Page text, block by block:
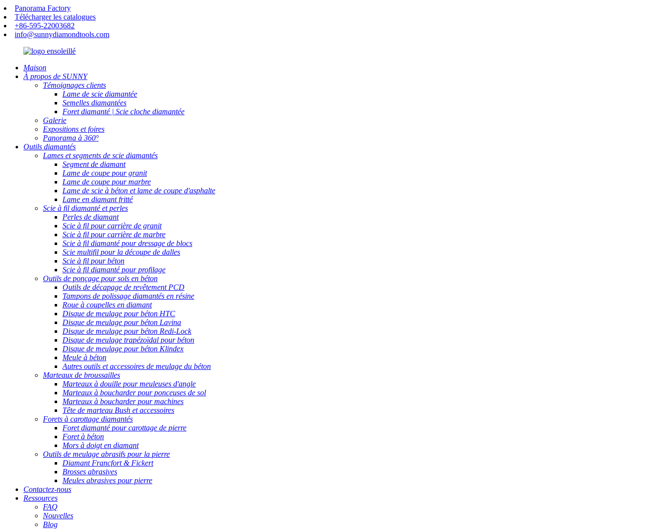
Panorama Factory
Télécharger les catalogues
+86-595-22003682
info@sunnydiamondtools.com
Maison
À propos de SUNNY
Témoignages clients
Lame de scie diamantée
Semelles diamantées
Foret diamanté | Scie cloche diamantée
Galerie
Expositions et foires
Panorama à 360°
Outils diamantés
Lames et segments de scie diamantés
Segment de diamant
Lame de coupe pour granit
Lame de coupe pour marbre
Lame de scie à béton et lame de coupe d'asphalte
Lame en diamant fritté
Scie à fil diamanté et perles
Perles de diamant
Scie à fil pour carrière de granit
Scie à fil pour carrière de marbre
Scie à fil diamanté pour dressage de blocs
Scie multifil pour la découpe de dalles
Scie à fil pour béton
Scie à fil diamanté pour profilage
Outils de ponçage pour sols en béton
Outils de décapage de revêtement PCD
Tampons de polissage diamantés en résine
Roue à coupelles en diamant
Disque de meulage pour béton HTC
Disque de meulage pour béton Lavina
Disque de meulage pour béton Redi-Lock
Disque de meulage trapézoïdal pour béton
Disque de meulage pour béton Klindex
Meule à béton
Autres outils et accessoires de meulage du béton
Marteaux de broussailles
Marteaux à douille pour meuleuses d'angle
Marteaux à boucharder pour ponceuses de sol
Marteaux à boucharder pour machines
Tête de marteau Bush et accessoires
Forets à carottage diamantés
Foret diamanté pour carottage de pierre
Foret à béton
Mors à doigt en diamant
Outils de meulage abrasifs pour la pierre
Diamant Francfort & Fickert
Brosses abrasives
Meules abrasives pour pierre
Contactez-nous
Ressources
FAQ
Nouvelles
Blog